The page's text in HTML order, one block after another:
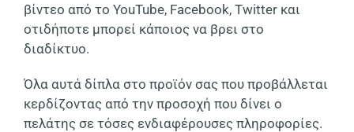
βίντεο από το YouTube, Facebook, Twitter και
οτιδήποτε μπορεί κάποιος να βρει στο
διαδίκτυο.
Όλα αυτά δίπλα στο προϊόν σας που προβάλλεται
κερδίζοντας από την προσοχή που δίνει ο
πελάτης σε τόσες ενδιαφέρουσες πληροφορίες.